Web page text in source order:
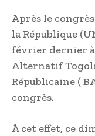
Après le
la République
février dernier à
Alternatif
Républicaine (
congrès.
À cet effet, ce